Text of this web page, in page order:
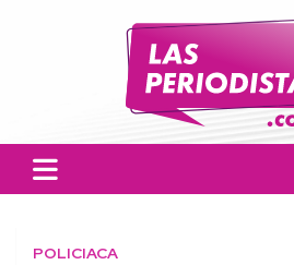
Las Periodistas
informado a la población.
POLICIACA